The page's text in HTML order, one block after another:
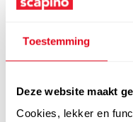
Toestemming
Deze website maakt
Cookies, lekker en